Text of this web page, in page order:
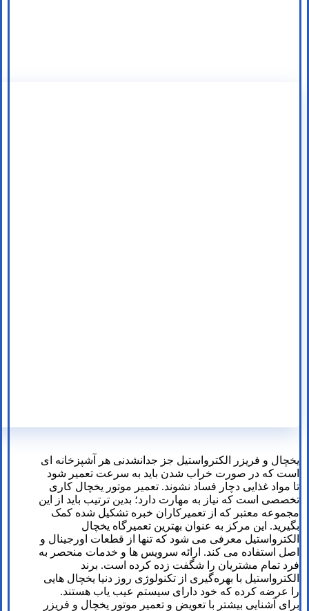
یخچال و فریزر الکترواستیل جز جدانشدنی هر آشپزخانه ای
است که در صورت خراب شدن باید به سرعت تعمیر شود
تا مواد غذایی دچار فساد نشوند. تعمیر موتور یخچال کاری
تخصصی است که نیاز به مهارت دارد؛ بدین ترتیب باید از این
مجموعه معتبر که از تعمیرکاران خبره تشکیل شده کمک
بگیرید. این مرکز به عنوان بهترین تعمیرگاه یخچال
الکترواستیل معرفی می‌ شود که تنها از قطعات اورجینال و
اصل استفاده می کند. ارائه سرویس ها و خدمات منحصر به
فرد تمام مشتریان را شگفت زده کرده است. برند
الکترواستیل با بهره‌گیری از تکنولوژی روز دنیا یخچال هایی
را عرضه کرده که خود دارای سیستم عیب یاب هستند.
برای آشنایی بیشتر با تعویض و تعمیر موتور یخچال و فریزر